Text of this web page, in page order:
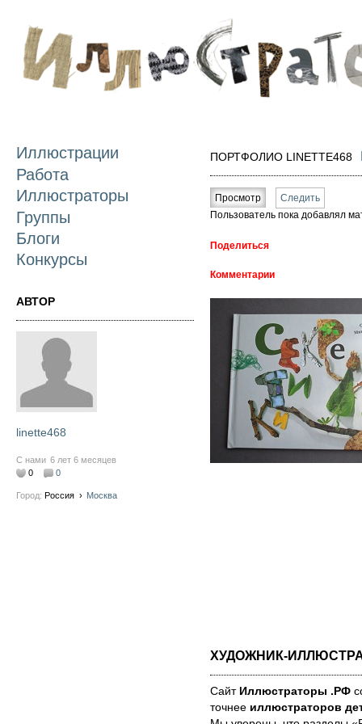
Иллюстрации
Работа
Иллюстраторы
Группы
Блоги
Конкурсы
АВТОР
linette468
С нами 6 лет 6 месяцев
0
0
Город: Россия › Москва
ПОРТФОЛИО LINETTE468
Главные вкладки
Просмотр (активная вкладка)
Следить
Пользователь пока добавлял
Поделиться
Комментарии
ХУДОЖНИК-
Сайт Иллюстраторы .РФ
точнее иллюстраторов